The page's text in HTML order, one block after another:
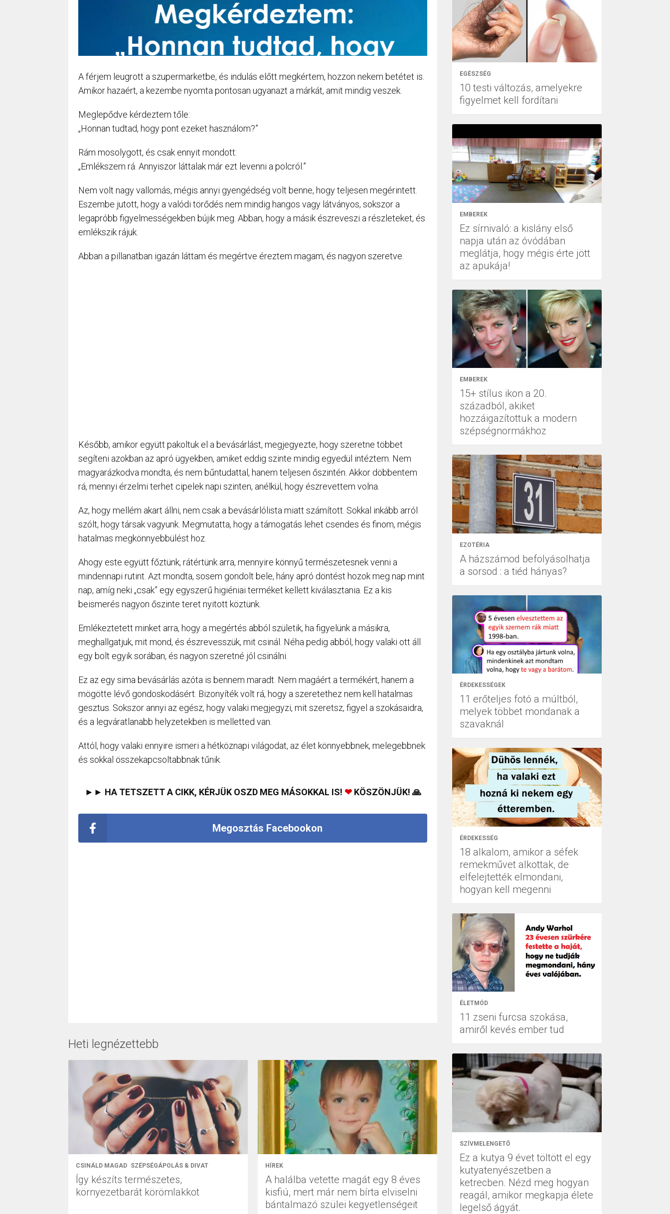
A férjem leugrott a szupermarketbe, és indulás előtt megkértem, hozzon nekem betétet is.
Amikor hazaért, a kezembe nyomta pontosan ugyanazt a márkát, amit mindig veszek.
Meglepődve kérdeztem tőle:
„Honnan tudtad, hogy pont ezeket használom?”
Rám mosolygott, és csak ennyit mondott:
„Emlékszem rá. Annyiszor láttalak már ezt levenni a polcról.”
Nem volt nagy vallomás, mégis annyi gyengédség volt benne, hogy teljesen megérintett.
Eszembe jutott, hogy a valódi törődés nem mindig hangos vagy látványos, sokszor a
legapróbb figyelmességekben bújik meg. Abban, hogy a másik észreveszi a részleteket, és
emlékszik rájuk.
Abban a pillanatban igazán láttam és megértve éreztem magam, és nagyon szeretve.
Később, amikor együtt pakoltuk el a bevásárlást, megjegyezte, hogy szeretne többet
segíteni azokban az apró ügyekben, amiket eddig szinte mindig egyedül intéztem. Nem
magyarázkodva mondta, és nem bűntudattal, hanem teljesen őszintén. Akkor döbbentem
rá, mennyi érzelmi terhet cipelek napi szinten, anélkül, hogy észrevettem volna.
Az, hogy mellém akart állni, nem csak a bevásárlólista miatt számított. Sokkal inkább arról
szólt, hogy társak vagyunk. Megmutatta, hogy a támogatás lehet csendes és finom, mégis
hatalmas megkönnyebbülést hoz.
Ahogy este együtt főztünk, rátértünk arra, mennyire könnyű természetesnek venni a
mindennapi rutint. Azt mondta, sosem gondolt bele, hány apró döntést hozok meg nap mint
nap, amíg neki „csak” egy egyszerű higiéniai terméket kellett kiválasztania. Ez a kis
beismerés nagyon őszinte teret nyitott köztünk.
Emlékeztetett minket arra, hogy a megértés abból születik, ha figyelünk a másikra,
meghallgatjuk, mit mond, és észrevesszük, mit csinál. Néha pedig abból, hogy valaki ott áll
egy bolt egyik sorában, és nagyon szeretné jól csinálni.
Ez az egy sima bevásárlás azóta is bennem maradt. Nem magáért a termékért, hanem a
mögötte lévő gondoskodásért. Bizonyíték volt rá, hogy a szeretethez nem kell hatalmas
gesztus. Sokszor annyi az egész, hogy valaki megjegyzi, mit szeretsz, figyel a szokásaidra,
és a legváratlanabb helyzetekben is melletted van.
Attól, hogy valaki ennyire ismeri a hétköznapi világodat, az élet könnyebbnek, melegebbnek
és sokkal összekapcsoltabbnak tűnik.
►► HA TETSZETT A CIKK, KÉRJÜK OSZD MEG MÁSOKKAL IS! ❤KÖSZÖNJÜK! 🙏
Megosztás Facebookon
Heti legnézettebb
CSINÁLD MAGAD SZÉPSÉGÁPOLÁS & DIVAT
Így készíts természetes,
környezetbarát körömlakkot
HÍREK
A halálba vetette magát egy 8 éves
kisfiú, mert már nem bírta elviselni
bántalmazó szülei kegyetlenségeit
EGÉSZSÉG
10 testi változás, amelyekre
figyelmet kell fordítani
EMBEREK
Ez sírnivaló: a kislány első
napja után az óvódában
meglátja, hogy mégis érte jött
az apukája!
EMBEREK
15+ stílus ikon a 20.
századból, akiket
hozzáigazítottuk a modern
szépségnormákhoz
EZOTÉRIA
A házszámod befolyásolhatja
a sorsod : a tiéd hányas?
ÉRDEKESSÉGEK
11 erőteljes fotó a múltból,
melyek többet mondanak a
szavaknál
ÉRDEKESSÉG
18 alkalom, amikor a séfek
remekművet alkottak, de
elfelejtették elmondani,
hogyan kell megenni
ÉLETMÓD
11 zseni furcsa szokása,
amiről kevés ember tud
SZÍVMELENGETŐ
Ez a kutya 9 évet töltött el egy
kutyatenyészetben a
ketrecben. Nézd meg hogyan
reagál, amikor megkapja élete
legelső ágyát.